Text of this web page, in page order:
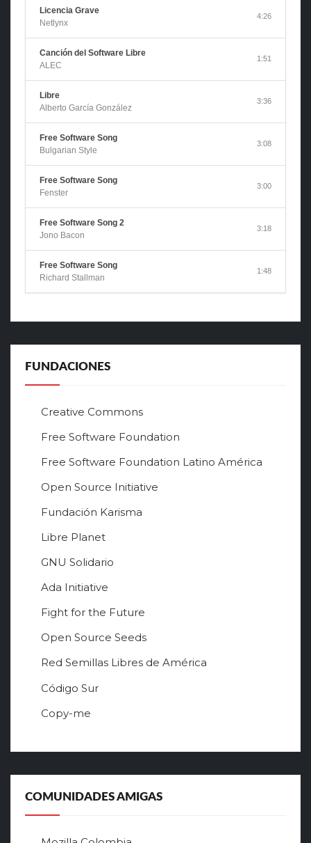
Licencia Grave
Netlynx
4:26
Canción del Software Libre
ALEC
1:51
Libre
Alberto García González
3:36
Free Software Song
Bulgarian Style
3:08
Free Software Song
Fenster
3:00
Free Software Song 2
Jono Bacon
3:18
Free Software Song
Richard Stallman
1:48
FUNDACIONES
Creative Commons
Free Software Foundation
Free Software Foundation Latino América
Open Source Initiative
Fundación Karisma
Libre Planet
GNU Solidario
Ada Initiative
Fight for the Future
Open Source Seeds
Red Semillas Libres de América
о
и
л
ь
й
Código Sur
Copy-me
COMUNIDADES AMIGAS